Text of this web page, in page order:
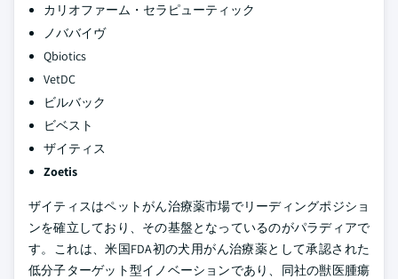
カリオファーム・セラピューティック
ノババイヴ
Qbiotics
VetDC
ビルバック
ビベスト
ザイティス
Zoetis
ザイティスはペットがん治療薬市場でリーディングポジショ
ンを確立しており、その基盤となっているのがパラディアで
す。これは、米国FDA初の犬用がん治療薬として承認された
低分子ターゲット型イノベーションであり、同社の獣医腫瘍